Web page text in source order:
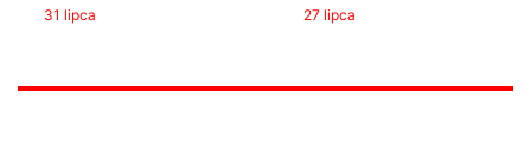
31 lipca 27 lipca